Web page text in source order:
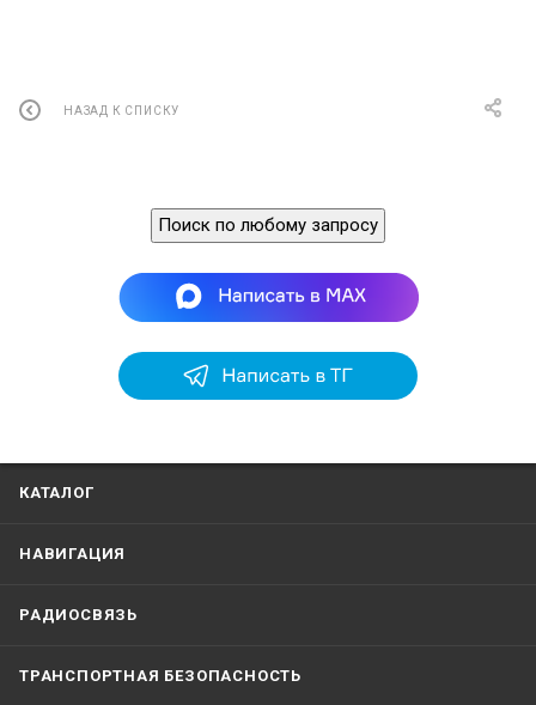
НАЗАД К СПИСКУ
Поиск по любому запросу
КАТАЛОГ
НАВИГАЦИЯ
РАДИОСВЯЗЬ
ТРАНСПОРТНАЯ БЕЗОПАСНОСТЬ